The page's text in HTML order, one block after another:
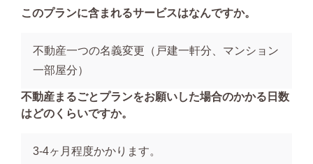
このプランに含まれるサービスはなんですか。
不動産一つの名義変更（戸建一軒分、マンション
一部屋分）
不動産まるごとプランをお願いした場合のかかる日数
はどのくらいですか。
3-4ヶ月程度かかります。